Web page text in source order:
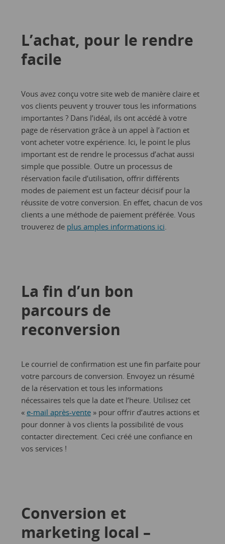
L’achat, pour le rendre
facile
Vous avez conçu votre site web de manière claire et
vos clients peuvent y trouver tous les informations
importantes ? Dans l’idéal, ils ont accédé à votre
page de réservation grâce à un appel à l’action et
vont acheter votre expérience. Ici, le point le plus
important est de rendre le processus d’achat aussi
simple que possible. Outre un processus de
réservation facile d’utilisation, offrir différents
modes de paiement est un facteur décisif pour la
réussite de votre conversion. En effet, chacun de vos
clients a une méthode de paiement préférée. Vous
trouverez de plus amples informations ici
La fin d’un bon
parcours de
reconversion
Le courriel de confirmation est une fin parfaite pour
votre parcours de conversion. Envoyez un résumé
de la réservation et tous les informations
nécessaires tels que la date et l’heure. Utilisez cet
« e-mail après-vente» pour offrir d’autres actions et
pour donner à vos clients la possibilité de vous
contacter directement. Ceci créé une confiance en
vos services !
Conversion et
marketing local –